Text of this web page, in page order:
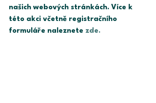
našich webových stránkách. Více k
této akci včetně registračního
formuláře naleznete zde.